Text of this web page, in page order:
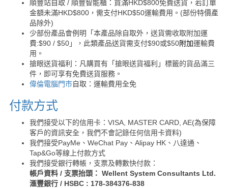
順豐站自取 / 順豐智能櫃：買滿HKD$800免費送貨，若訂單
金額未滿HKD$800，需支付HKD$50運輸費用。(部份特價產
品除外)
少部份產品會例明「本產品除自取外，送貨需收取附加運
費:$90 / $50」，此類產品送貨需支付$90或$50附加運輸費
用。
搶眼送貨福利：凡購買有「搶眼送貨福利」標籤的貨品滿三
件，即可享有免費送貨服務。
偉倫電腦門市自取：運輸費用全免
付款方式
我們接受以下的信用卡：VISA, MASTER CARD, AE(為保障
客戶的資訊安全，我們不會記錄任何信用卡資料)
我們接受PayMe、WeChat Pay、Alipay HK、八達通、
Tap&Go等線上付款方式
我們接受銀行轉帳，支票及轉數快付款：
帳戶資料 / 支票抬頭： Wellent System Consultants Ltd.
滙豐銀行 / HSBC : 178-384376-838